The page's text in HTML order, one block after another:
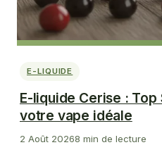
E-LIQUIDE
E-liquide Cerise :
votre vape idéale
2 Août 20268 min de lecture